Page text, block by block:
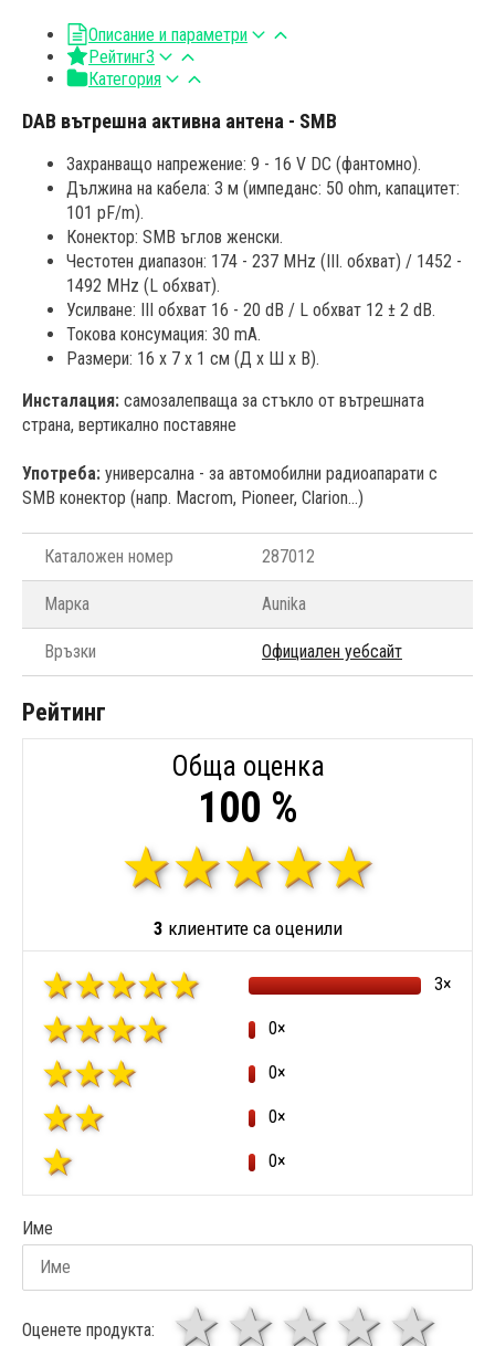
Описание и параметри
Рейтинг3
Категория
DAB вътрешна активна антена - SMB
Захранващо напрежение: 9 - 16 V DC (фантомно).
Дължина на кабела: 3 м (импеданс: 50 ohm, капацитет:
101 pF/m).
Конектор: SMB ъглов женски.
Честотен диапазон: 174 - 237 MHz (III. обхват) / 1452 -
1492 MHz (L обхват).
Усилване: III обхват 16 - 20 dB / L обхват 12 ± 2 dB.
Токова консумация: 30 mA.
Размери: 16 x 7 x 1 см (Д x Ш x В).
Инсталация: самозалепваща за стъкло от вътрешната
страна, вертикално поставяне
Употреба: универсална - за автомобилни радиоапарати с
SMB конектор (напр. Macrom, Pioneer, Clarion...)
Каталожен номер 287012
Марка Aunika
Връзки Официален уебсайт
Рейтинг
Обща оценка
100 %
3 клиентите са оценили
3×
0×
0×
0×
0×
Име
Оценете продукта: 4
3
звезди
1 звезда